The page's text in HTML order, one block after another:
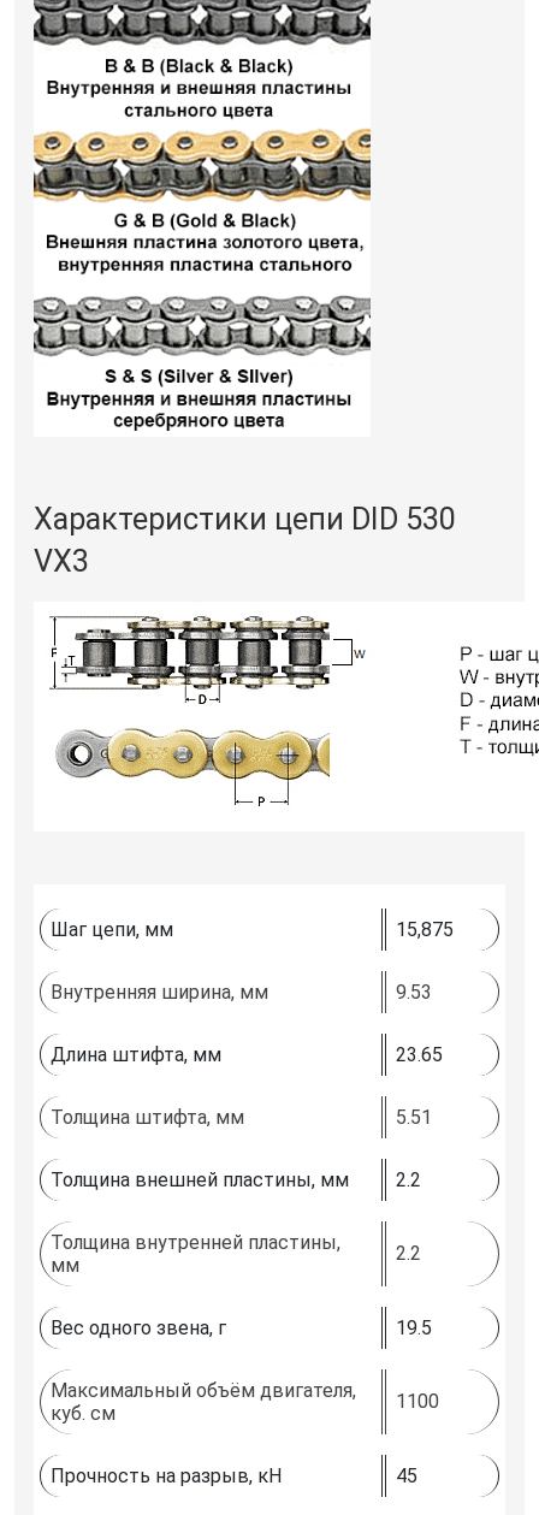
Характеристики цепи DID 530
VX3
Шаг цепи, мм 15,875
Внутренняя ширина, мм 9.53
Длина штифта, мм 23.65
Толщина штифта, мм 5.51
Толщина внешней пластины, мм 2.2
Толщина внутренней пластины,
мм
2.2
Вес одного звена, г 19.5
Максимальный объём двигателя,
куб. см
1100
Прочность на разрыв, кН 45